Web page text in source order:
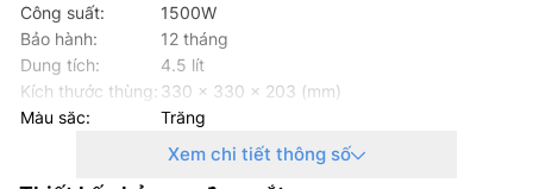
Công suất:
1500W
Bảo hành:
12 tháng
Dung tích:
4.5 lít
Kích thước thùng: 330 x 330 x 203 (mm)
Màu sắc:
Trắng
Xem chi tiết thông số